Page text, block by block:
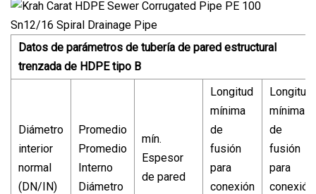
Datos de parámetros de tubería de pared estructural
trenzada de HDPE tipo B
Diámetro
interior
normal
(DN/IN)
Promedio
Promedio
Interno
Diámetro
mín.
Espesor
de pared
Longitud
mínima
de
fusión
para
conexión
Longitud
mínima
de
fusión
para
conexión